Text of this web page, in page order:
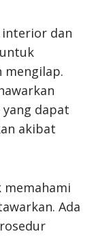
dan
mengilap.
dapat
akibat
memahami
Ada